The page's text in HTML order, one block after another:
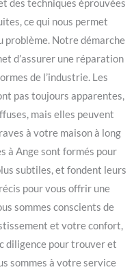
des techniques éprouvées
ce qui nous permet
problème. Notre démarche
d’assurer une réparation
de l’industrie. Les
pas toujours apparentes,
mais elles peuvent
à votre maison à long
à Ange sont formés pour
subtiles, et fondent leurs
pour vous offrir une
sommes conscients de
et votre confort,
diligence pour trouver et
sommes à votre service